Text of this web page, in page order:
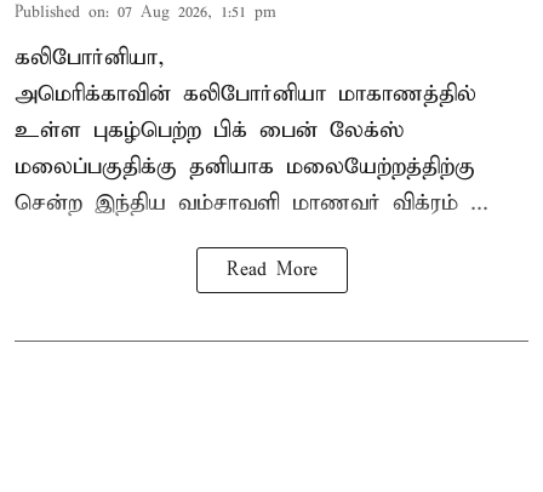
Published on: 07 Aug 2026, 1:51 pm
கலிபோர்னியா,
அமெரிக்காவின் கலிபோர்னியா மாகாணத்தில்
உள்ள புகழ்பெற்ற பிக் பைன் லேக்ஸ்
மலைப்பகுதிக்கு தனியாக மலையேற்றத்திற்கு
சென்ற இந்திய வம்சாவளி மாணவர் விக்ரம் ...
Read More